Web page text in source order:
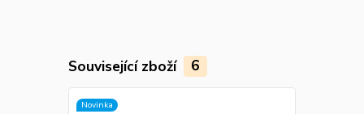
Související zboží 6
Novinka